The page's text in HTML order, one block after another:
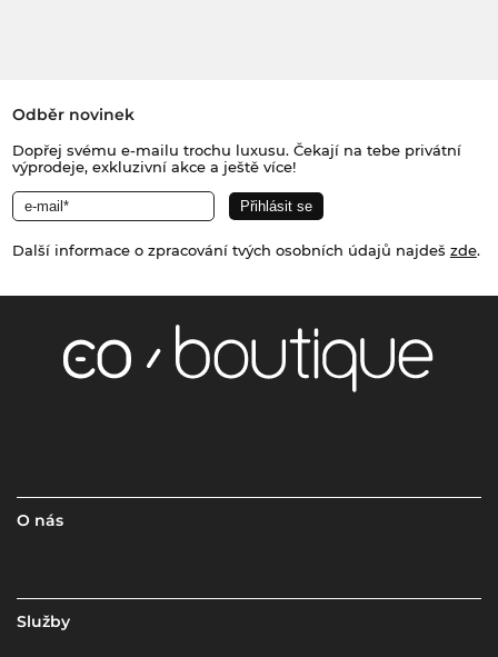
Odběr novinek
Dopřej svému e-mailu trochu luxusu. Čekají na tebe privátní
výprodeje, exkluzivní akce a ještě více!
Další informace o zpracování tvých osobních údajů najdeš zde.
O nás
Služby